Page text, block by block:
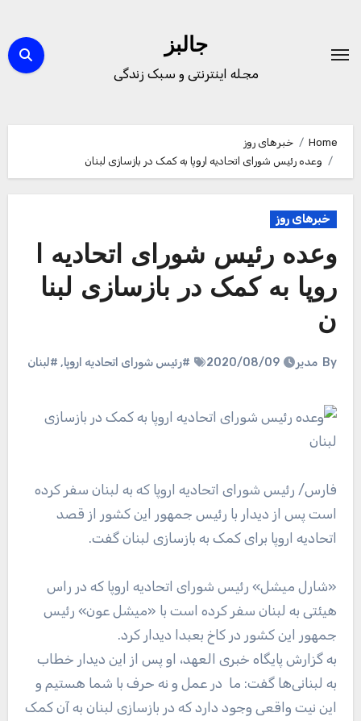
content
جالبز
مجله اینترنتی و سبک زندگی
Home
خبرهای روز
وعده رئیس شورای اتحادیه اروپا به کمک در بازسازی لبنان
خبرهای روز
وعده رئیس شورای اتحادیه ا
روپا به کمک در بازسازی لبنا
ن
By مدیر 2020/08/09 #رئیس شورای اتحادیه اروپا, #لبنان
فارس/ رئیس شورای اتحادیه اروپا که به لبنان سفر کرده
است پس از دیدار با رئیس جمهور این کشور از قصد
اتحادیه اروپا برای کمک به بازسازی لبنان گفت.
«شارل میشل» رئیس شورای اتحادیه اروپا که در راس
هیئتی به لبنان سفر کرده است با «میشل عون» رئیس
جمهور این کشور در کاخ بعبدا دیدار کرد.
به گزارش پایگاه خبری العهد، او پس از این دیدار خطاب
به لبنانی‌ها گفت: ما در عمل و نه حرف با شما هستیم و
این نیت واقعی وجود دارد که در بازسازی لبنان به آن کمک